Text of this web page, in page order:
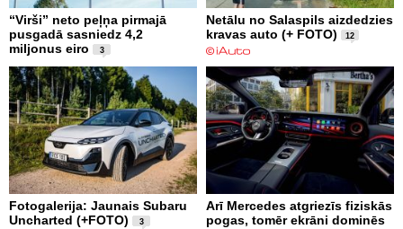
“Virši” neto peļņa pirmajā
pusgadā sasniedz 4,2
miljonus eiro
3
Netālu no Salaspils aizdedzies
kravas auto (+ FOTO)
12
Fotogalerija: Jaunais Subaru
Uncharted (+FOTO)
3
Arī Mercedes atgriezīs fiziskās
pogas, tomēr ekrāni dominēs